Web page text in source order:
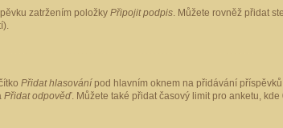
zatržením položky Připojit podpis. Můžete rovněž přidat
Přidat hlasování pod hlavním oknem na přidávání
Přidat odpověď. Můžete také přidat časový limit pro anketu,